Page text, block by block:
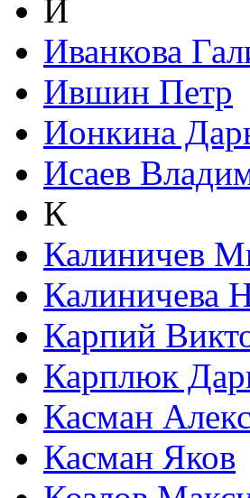
И
Иванкова
Ившин Петр
Ионкина
Исаев
К
Калиничев
Калиничева
Карпий
Карплюк
Касман
Касман Яков